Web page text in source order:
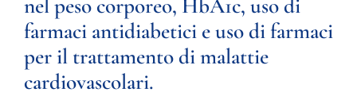
nel peso corporeo, HbA1c, uso di
farmaci antidiabetici e uso di farmaci
per il trattamento di malattie
cardiovascolari.